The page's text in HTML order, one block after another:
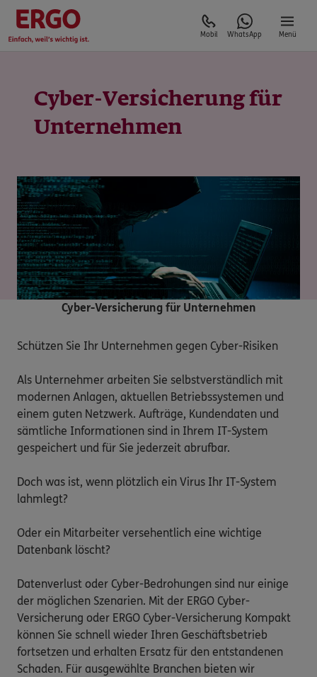
Mobil WhatsApp Menü
Cyber-Versicherung für
Unternehmen
Cyber-Versicherung für Unternehmen
Schützen Sie Ihr Unternehmen gegen Cyber-Risiken
Als Unternehmer arbeiten Sie selbstverständlich mit
modernen Anlagen, aktuellen Betriebssystemen und
einem guten Netzwerk. Aufträge, Kundendaten und
sämtliche Informationen sind in Ihrem IT-System
gespeichert und für Sie jederzeit abrufbar.
Doch was ist, wenn plötzlich ein Virus Ihr IT-System
lahmlegt?
Oder ein Mitarbeiter versehentlich eine wichtige
Datenbank löscht?
Datenverlust oder Cyber-Bedrohungen sind nur einige
der möglichen Szenarien. Mit der ERGO Cyber-
Versicherung oder ERGO Cyber-Versicherung Kompakt
können Sie schnell wieder Ihren Geschäftsbetrieb
fortsetzen und erhalten Ersatz für den entstandenen
Schaden. Für ausgewählte Branchen bieten wir